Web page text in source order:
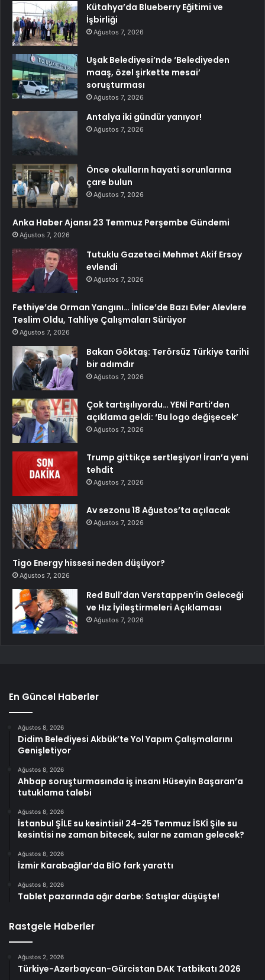
Kütahya’da Blueberry Eğitimi ve
İşbirliği
Ağustos 7, 2026
Uşak Belediyesi’nde ‘Belediyeden
maaş, özel şirkette mesai’
soruşturması
Ağustos 7, 2026
Antalya iki gündür yanıyor!
Ağustos 7, 2026
Önce okulların hayati sorunlarına
çare bulun
Ağustos 7, 2026
Anka Haber Ajansı 23 Temmuz Perşembe Gündemi
Ağustos 7, 2026
Tutuklu Gazeteci Mehmet Akif Ersoy
evlendi
Ağustos 7, 2026
Fethiye’de Orman Yangını… İnlice’de Bazı Evler Alevlere
Teslim Oldu, Tahliye Çalışmaları Sürüyor
Ağustos 7, 2026
Bakan Göktaş: Terörsüz Türkiye tarihi
bir adımdır
Ağustos 7, 2026
Çok tartışılıyordu… YENİ Parti’den
açıklama geldi: ‘Bu logo değişecek’
Ağustos 7, 2026
Trump gittikçe sertleşiyor! İran’a yeni
tehdit
Ağustos 7, 2026
Av sezonu 18 Ağustos’ta açılacak
Ağustos 7, 2026
Tigo Energy hissesi neden düşüyor?
Ağustos 7, 2026
Red Bull’dan Verstappen’in Geleceği
ve Hız İyileştirmeleri Açıklaması
Ağustos 7, 2026
En Güncel Haberler
Ağustos 8, 2026
Didim Belediyesi Akbük’te Yol Yapım Çalışmalarını
Genişletiyor
Ağustos 8, 2026
Ahbap soruşturmasında iş insanı Hüseyin Başaran’a
tutuklama talebi
Ağustos 8, 2026
İstanbul ŞİLE su kesintisi! 24-25 Temmuz İSKİ Şile su
kesintisi ne zaman bitecek, sular ne zaman gelecek?
Ağustos 8, 2026
İzmir Karabağlar’da BİO fark yarattı
Ağustos 8, 2026
Tablet pazarında ağır darbe: Satışlar düşüşte!
Rastgele Haberler
Ağustos 2, 2026
Türkiye-Azerbaycan-Gürcistan DAK Tatbikatı 2026